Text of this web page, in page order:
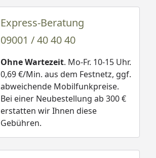
Express-Beratung
09001 / 40 40 40
Ohne Wartezeit. Mo-Fr. 10-15 Uhr.
0,69 €/Min. aus dem Festnetz, ggf.
abweichende Mobilfunkpreise.
Bei einer Neubestellung ab 300 €
erstatten wir Ihnen diese
Gebühren.